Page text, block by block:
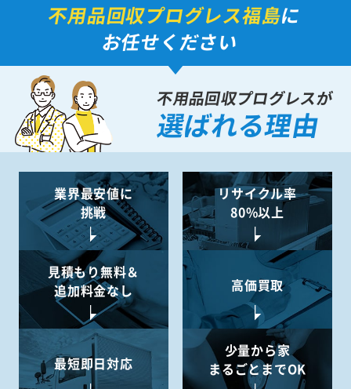
不用品回収プログレス福島に
お任せください
不用品回収プログレスが
選ばれる理由
業界最安値に
挑戦
リサイクル率
80%以上
見積もり無料＆
追加料金なし
高価買取
最短即日対応
少量から家
まるごとまでOK